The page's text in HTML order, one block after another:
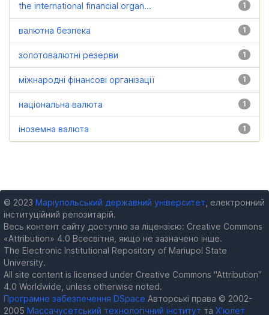
1
the international financial organ...
1
валютна безпека
1
золотовалютні резерви
1
міжнародні фінансові організації
1
національна валюта
1
іноземна валюта
© 2023 Маріупольський державний університет , електронний
інституційний репозитарій.
Весь контент сайту доступно за ліцензією: Creative Commons
«Attribution» 4.0 Всесвітня, якщо не зазначено інше.
The Electronic Institutional Repository of Mariupol State
University.
All site content is licensed under Creative Commons "Attribution"
4.0 Worldwide, unless otherwise noted.
Програмне забезпечення DSpace Авторські права © 2002-
2005 Массачусетський технологічний інститут та Х’юлет